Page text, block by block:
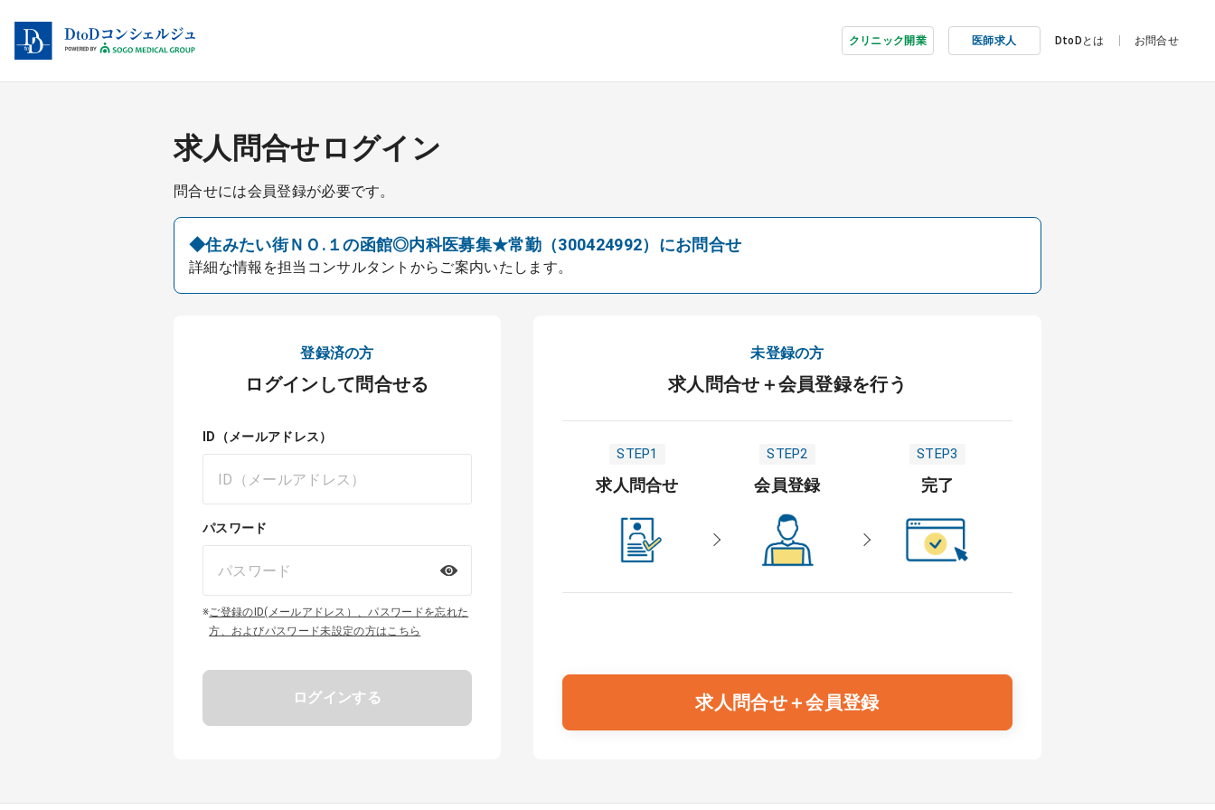
クリニック開業 医師求人 DtoDとは お問合せ
求人問合せログイン
問合せには会員登録が必要です。
◆住みたい街ＮＯ.１の函館◎内科医募集★常勤（300424992）にお問合せ
詳細な情報を担当コンサルタントからご案内いたします。
登録済の方
ログインして問合せる
ID（メールアドレス）
パスワード
※ご登録のID(メールアドレス）、パスワードを忘れた
方、およびパスワード未設定の方はこちら
ログインする
未登録の方
求人問合せ＋会員登録を行う
STEP1
求人問合せ
STEP2
会員登録
STEP3
完了
求人問合せ＋会員登録